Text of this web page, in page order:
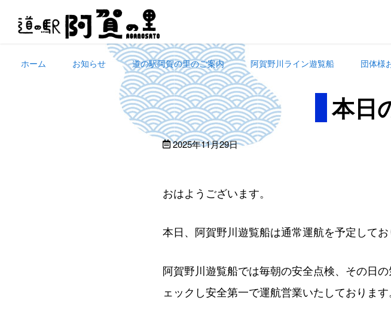
ホーム お知らせ 道の駅阿賀の里のご案内 阿賀野川ライン遊覧船 団体様
本日
2025年11月29日
おはようございます。
本日、阿賀野川遊覧船は通常運航を予定してお
阿賀野川遊覧船では毎朝の安全点検、その日
ェックし安全第一で運航営業いたしております